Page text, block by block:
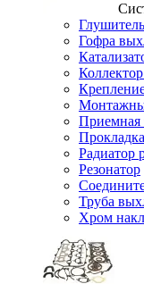
Глушитель
Гофра
Приемная
Радиатор
Резонатор
Труба
Хром